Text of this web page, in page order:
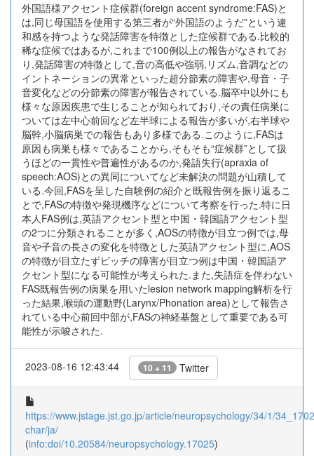
外国語様アクセント症候群(foreign accent syndrome:FAS)と
は,同じ母国語を使用する第三者が“外国語のようだ”という違
和感を持つような発話障害を特徴とした症候群である.比較的
稀な症候ではあるが,これまで100例以上の報告がなされてお
り,発話障害の特徴として,音の高低や強弱,リズム,音調などの
イントネーションの異常といった超分節素の障害や,母音・子
音変化などの分節素の障害が報告されている.脳卒中以外にも
様々な原因疾患で生じることが知られており,その責任病巣に
ついては左中心前回など左半球による報告が多いが,右半球や
脳幹,小脳病巣での報告もあり多様である.このように,FASは
原因も病巣も様々であることから,そもそも“症候群”として扱
うほどの一貫性や普遍性があるのか,発語失行(apraxia of
speech:AOS)との異同についてなど未解決の問題が山積して
いる.今回,FASを呈した自験例の紹介と既報告例を振り返るこ
とで,FASの特徴や発現機序などについて考察を行った.特に日
本人FAS例は,英語アクセント型と中国・韓国語アクセント型
の2つに分類されることが多く,AOSの特徴が目立つ例では,母
音や子音の長さの変化を特徴とした英語アクセント型に,AOS
の特徴が目立たずピッチの障害が目立つ例は中国・韓国語ア
クセント型になる可能性が考えられた.また,失語症を伴わない
FAS既報告例の病巣を用いたlesion network mapping解析を行
った結果,喉頭の運動野(Larynx/Phonation area)として報告さ
れている中心前回中部が,FASの神経基盤として重要である可
能性が示唆された.
2023-08-16 12:43:44 10 + 11 Twitter
https://www.jstage.jst.go.jp/article/neuropsychology/34/1/
char/ja/
(info:doi/10.20584/neuropsychology.17025)